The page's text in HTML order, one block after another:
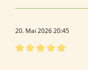
20. Mai 2026 20:45